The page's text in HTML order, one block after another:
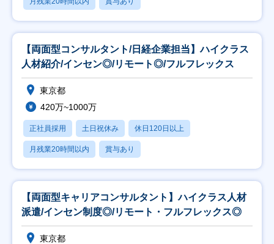
【両面型コンサルタント/日経企業担当】ハイクラス
人材紹介/インセン◎/リモート◎/フルフレックス
東京都
420万~1000万
正社員採用 土日祝休み 休日120日以上
月残業20時間以内 賞与あり
【両面型キャリアコンサルタント】ハイクラス人材
派遣/インセン制度◎/リモート・フルフレックス◎
東京都